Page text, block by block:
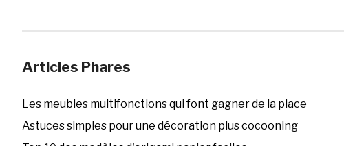
Articles Phares
Les meubles multifonctions qui font gagner de la place
Astuces simples pour une décoration plus cocooning